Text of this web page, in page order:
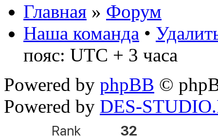
Главная » Форум
Наша команда •
пояс: UTC + 3 часа
Powered by phpBB ©
Powered by DES-